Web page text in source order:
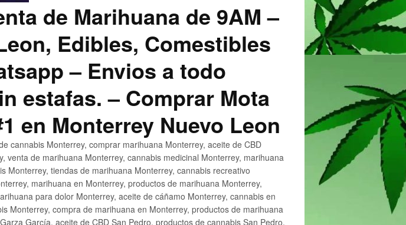
de Marihuana de 9AM –
Edibles, Comestibles
– Envios a todo
estafas. – Comprar Mota
en Monterrey Nuevo Leon
cannabis Monterrey, comprar marihuana Monterrey, aceite de CBD
de marihuana Monterrey, cannabis medicinal Monterrey, marihuana
Monterrey, tiendas de marihuana Monterrey, cannabis recreativo
marihuana en Monterrey, productos de marihuana Monterrey,
para dolor Monterrey, aceite de cáñamo Monterrey, cannabis en
Monterrey, compra de marihuana en Monterrey, productos de marihuana
García, aceite de CBD San Pedro, productos de cannabis San Pedro,